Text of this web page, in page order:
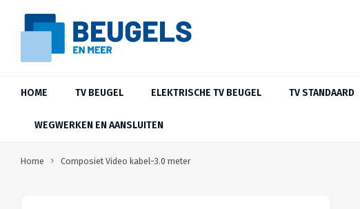
HOME TV BEUGEL ELEKTRISCHE TV BEUGEL TV STANDAARD
WEGWERKEN EN AANSLUITEN
Home Composiet Video kabel-3.0 meter